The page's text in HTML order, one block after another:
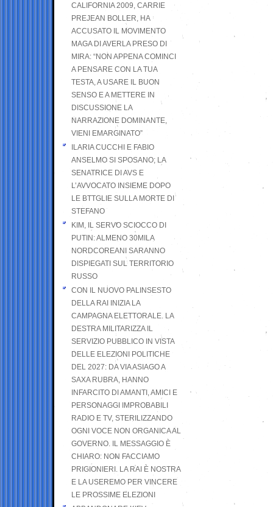
CALIFORNIA 2009, CARRIE
PREJEAN BOLLER, HA
ACCUSATO IL MOVIMENTO
MAGA DI AVERLA PRESO DI
MIRA: “NON APPENA COMINCI
A PENSARE CON LA TUA
TESTA, A USARE IL BUON
SENSO E A METTERE IN
DISCUSSIONE LA
NARRAZIONE DOMINANTE,
VIENI EMARGINATO”
ILARIA CUCCHI E FABIO
ANSELMO SI SPOSANO; LA
SENATRICE DI AVS E
L’AVVOCATO INSIEME DOPO
LE BTTGLIE SULLA MORTE DI
STEFANO
KIM, IL SERVO SCIOCCO DI
PUTIN: ALMENO 30MILA
NORDCOREANI SARANNO
DISPIEGATI SUL TERRITORIO
RUSSO
CON IL NUOVO PALINSESTO
DELLA RAI INIZIA LA
CAMPAGNA ELETTORALE. LA
DESTRA MILITARIZZA IL
SERVIZIO PUBBLICO IN VISTA
DELLE ELEZIONI POLITICHE
DEL 2027: DA VIA ASIAGO A
SAXA RUBRA, HANNO
INFARCITO DI AMANTI, AMICI E
PERSONAGGI IMPROBABILI
RADIO E TV, STERILIZZANDO
OGNI VOCE NON ORGANICA AL
GOVERNO. IL MESSAGGIO È
CHIARO: NON FACCIAMO
PRIGIONIERI. LA RAI È NOSTRA
E LA USEREMO PER VINCERE
LE PROSSIME ELEZIONI